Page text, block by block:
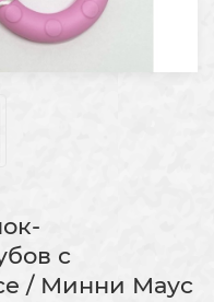
с
/ Минни Маус